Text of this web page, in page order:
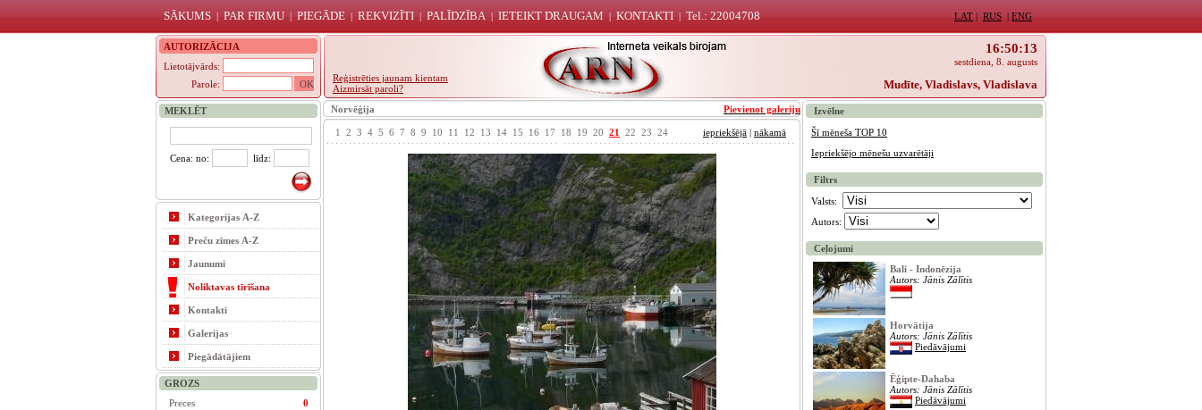
SĀKUMS | PAR FIRMU| PIEGĀDE | REKVIZĪTI | PALĪDZĪBA | IETEIKT DRAUGAM | KONTAKTI | Tel.: 22004708 LAT | RUS | ENG
AUTORIZĀCIJA
Lietotājvārds:
Parole:
Reģistrēties jaunam kientam
Aizmirsāt paroli?
16:50:13
sestdiena, 8. augusts
Mudīte, Vladislavs, Vladislava
MEKLĒT
Cena: no: līdz:
Kategorijas A-Z
Preču zīmes A-Z
Jaunumi
Noliktavas tīrīšana
Kontakti
Galerijas
Piegādātājiem
GROZS
Preces
0
Norvēģija Pievienot galeriju
1 2 3 4 5 6 7 8 9 10 11 12 13 14 15 16 17 18 19 20 21 22 23 24 iepriekšējā | nākamā
Izvēlne
Šī mēneša TOP 10
Iepriekšējo mēnešu uzvarētāji
Filtrs
Valsts:
Autors:
Ceļojumi
Bali - Indonēzija
Autors: Jānis Zālītis
Horvātija
Autors: Jānis Zālītis
Piedāvājumi
Ēģipte-Dahaba
Autors: Jānis Zālītis
Piedāvājumi